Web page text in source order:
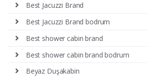
Best Jacuzzi Brand
Best Jacuzzi Brand bodrum
Best shower cabin brand
Best shower cabin brand bodrum
Beyaz Duşakabin